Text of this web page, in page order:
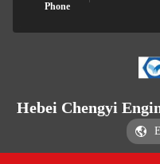
Phone
Hebei Chengyi